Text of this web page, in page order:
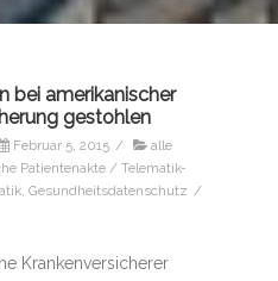
bei amerikanischer
gestohlen
Februar 5, 2015 /
alle
Patientenakte / Telematik-
, Gesundheitsdatenschutz /
Krankenversicherer